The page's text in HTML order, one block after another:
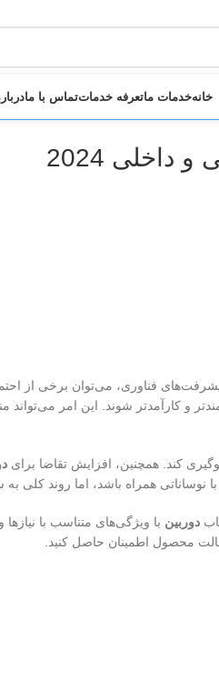
خانهخدمات ماتعرفه خدماتتماس با ما
2024
فناوری، می‌توان برخی از
و کارآمدتر شوند. این امر می‌تواند
کند. همچنین، افزایش تقاضا برای
نوساناتی همراه باشد، اما روند کلی
دوربین با ویژگی‌های متناسب با نیازها و
محصول اطمینان حاصل کنید.